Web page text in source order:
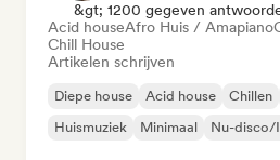
&gt; 1200 gegeven
Acid houseAfro Huis / Amapiano
Chill House
Artikelen schrijven
Diepe house Acid house Chillen
Huismuziek
Minimaal Nu-disco/